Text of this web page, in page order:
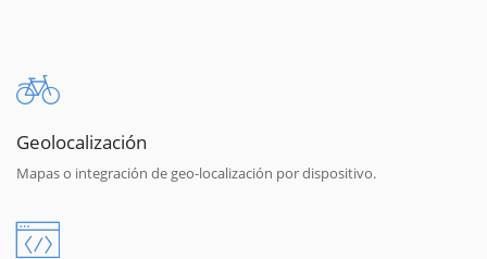
Geolocalización
Mapas o integración de geo-localización por dispositivo.